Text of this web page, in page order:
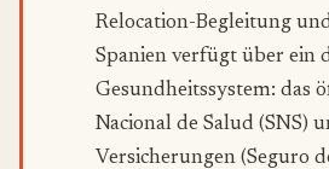
Relocation-Begleitung
Spanien verfügt über ein
Gesundheitssystem: das
Nacional de Salud (SNS)
Versicherungen (Seguro